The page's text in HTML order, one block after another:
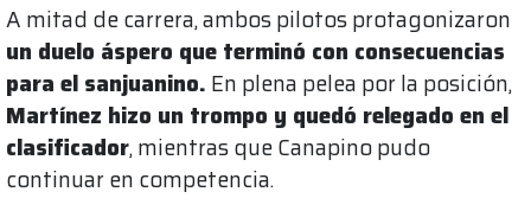
A mitad de carrera, ambos pilotos protagonizaron
un duelo áspero que terminó con consecuencias
para el sanjuanino. En plena pelea por la posición,
Martínez hizo un trompo y quedó relegado en el
clasificador, mientras que Canapino pudo
continuar en competencia.